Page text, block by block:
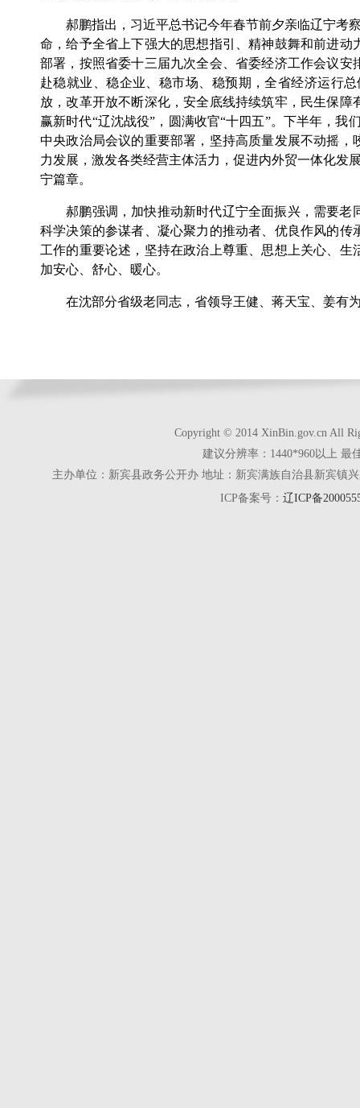
郝鹏指出，习近平总书记今年春节前夕亲临辽宁考察
命，给予全省上下强大的思想指引、精神鼓舞和前进
部署，按照省委十三届九次全会、省委经济工作会议
赴稳就业、稳企业、稳市场、稳预期，全省经济运行
放，改革开放不断深化，安全底线持续筑牢，民生保
赢新时代“辽沈战役”，圆满收官“十四五”。下半年，
中央政治局会议的重要部署，坚持高质量发展不动摇
力发展，激发各类经营主体活力，促进内外贸一体化发
宁篇章。
郝鹏强调，加快推动新时代辽宁全面振兴，需要老
科学决策的参谋者、凝心聚力的推动者、优良作风的
工作的重要论述，坚持在政治上尊重、思想上关心、
加安心、舒心、暖心。
在沈部分省级老同志，省领导王健、蒋天宝、姜有
Copyright © 2014 XinBin.gov.cn All
建议分辨率：1440*960以上 最
主办单位：新宾县政务公开办 地址：新宾满族自治县新宾镇
ICP备案号： 辽ICP备